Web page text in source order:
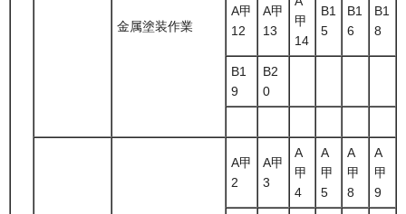
金属塗装作業
A甲
12
A甲
13
甲
14
B1
5
B1
6
B1
8
B1
9
B2
0
A甲
2
A甲
3
A
甲
4
A
甲
5
A
甲
8
A
甲
9